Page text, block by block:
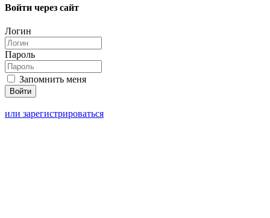
Войти через сайт
Логин
Пароль
Запомнить меня
или зарегистрироваться